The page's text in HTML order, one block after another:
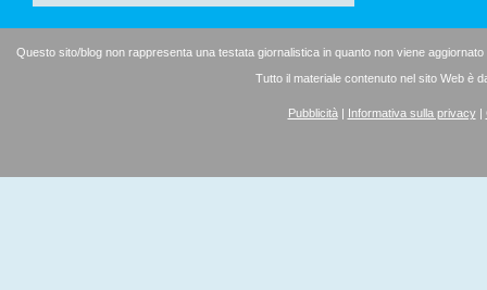
Questo sito/blog non rappresenta una testata giornalistica in quanto non viene
Tutto il materiale contenuto nel sito Web è
Pubblicità| Informativa sulla privacy|